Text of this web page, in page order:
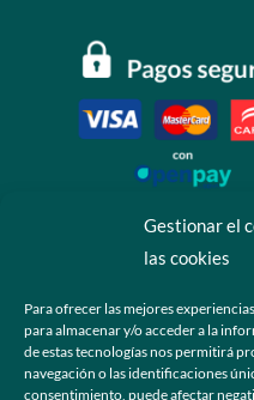
Gestionar el
las cookies
Para ofrecer las mejores
para almacenar y/o acceder a la
de estas tecnologías nos permitirá
navegación o las identificaciones
consentimiento, puede afectar
 +52 55 6173 7725
 hola@grupo-